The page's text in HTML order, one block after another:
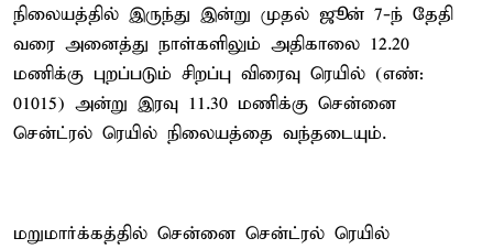
நிலையத்தில் இருந்து இன்று முதல் ஜூன் 7-ந் தேதி
வரை அனைத்து நாள்களிலும் அதிகாலை 12.20
மணிக்கு புறப்படும் சிறப்பு விரைவு ரெயில் (எண்:
01015) அன்று இரவு 11.30 மணிக்கு சென்னை
சென்ட்ரல் ரெயில் நிலையத்தை வந்தடையும்.
மறுமார்க்கத்தில் சென்னை சென்ட்ரல் ரெயில்